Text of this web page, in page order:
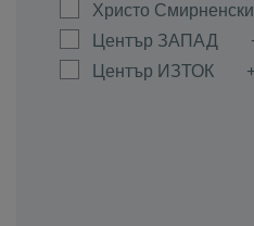
Христо Смирненски
Център ЗАПАД
Център ИЗТОК